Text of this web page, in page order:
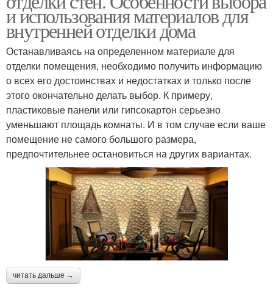
и использования материалов для
внутренней отделки дома
Останавливаясь на определенном материале для
отделки помещения, необходимо получить информацию
о всех его достоинствах и недостатках и только после
этого окончательно делать выбор. К примеру,
пластиковые панели или гипсокартон серьезно
уменьшают площадь комнаты. И в том случае если ваше
помещение не самого большого размера,
предпочтительнее остановиться на других вариантах.
читать дальше →